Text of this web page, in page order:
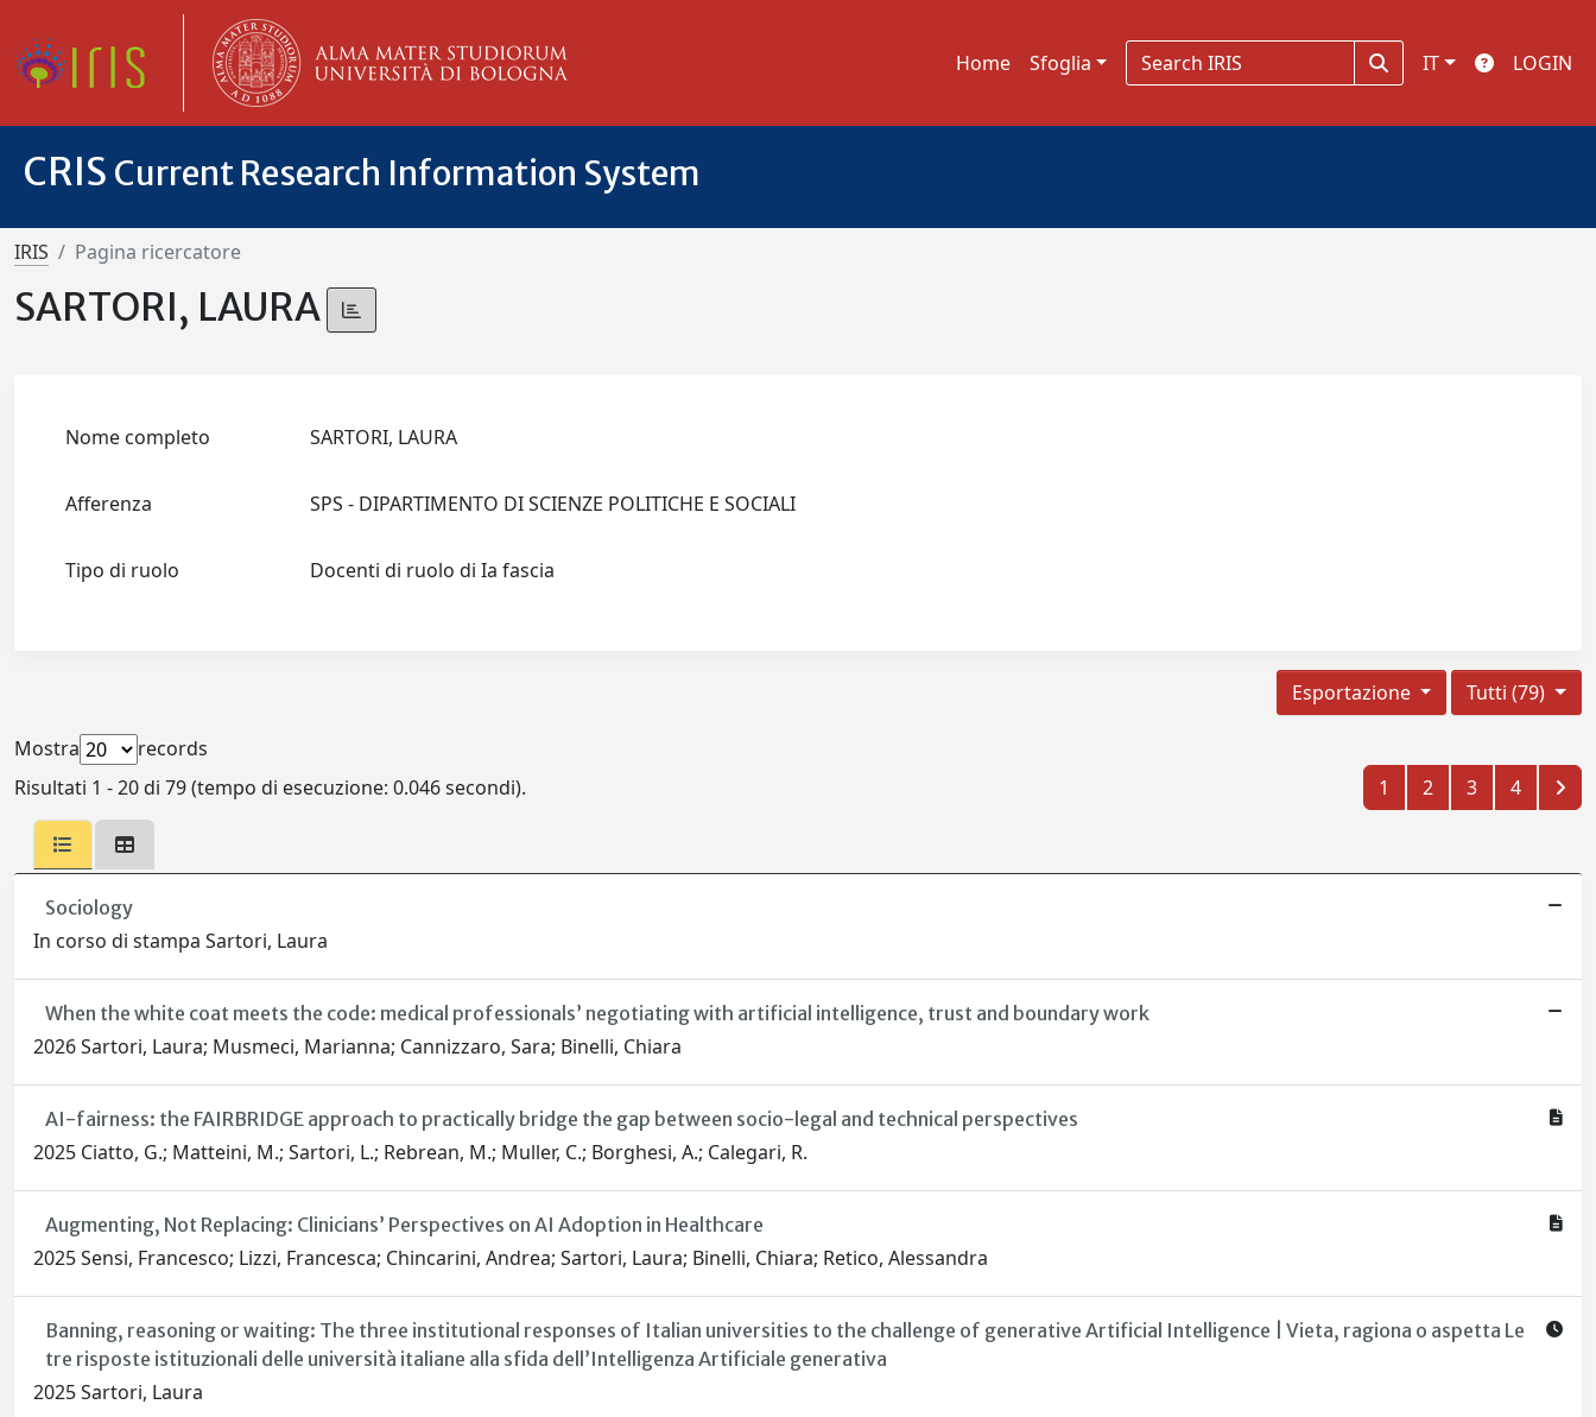
Home Sfoglia IT LOGIN
CRIS Current Research Information System
IRIS Pagina ricercatore
SARTORI, LAURA
Nome completo SARTORI, LAURA
Afferenza SPS - DIPARTIMENTO DI SCIENZE POLITICHE E SOCIALI
Tipo di ruolo Docenti di ruolo di Ia fascia
Tutti (79)
Esportazione
Mostra
records
Risultati 1 - 20 di 79 (tempo di esecuzione: 0.046 secondi).
1 2 3 4
Sociology
In corso di stampa Sartori, Laura
When the white coat meets the code: medical professionals’ negotiating with artificial intelligence, trust and boundary work
2026 Sartori, Laura; Musmeci, Marianna; Cannizzaro, Sara; Binelli, Chiara
AI-fairness: the FAIRBRIDGE approach to practically bridge the gap between socio-legal and technical perspectives
2025 Ciatto, G.; Matteini, M.; Sartori, L.; Rebrean, M.; Muller, C.; Borghesi, A.; Calegari, R.
Augmenting, Not Replacing: Clinicians’ Perspectives on AI Adoption in Healthcare
2025 Sensi, Francesco; Lizzi, Francesca; Chincarini, Andrea; Sartori, Laura; Binelli, Chiara; Retico, Alessandra
Banning, reasoning or waiting: The three institutional responses of Italian universities to the challenge of generative Artificial Intelligence | Vieta, ragiona o aspetta Le
tre risposte istituzionali delle università italiane alla sfida dell’Intelligenza Artificiale generativa
2025 Sartori, Laura